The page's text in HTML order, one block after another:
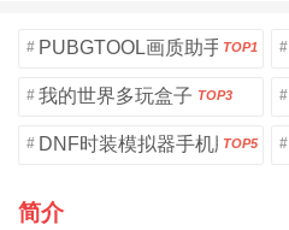
# PUBGTOOL画质助手安卓版
TOP1 #
# 我的世界多玩盒子 TOP3 #
# DNF时装模拟器手机版TOP5 #
简介